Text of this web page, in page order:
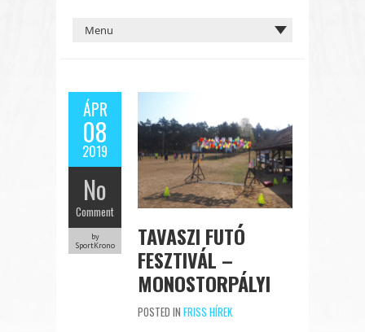
ÁPR
08
2019
No
Comment
by
SportKrono
TAVASZI FUTÓ
FESZTIVÁL –
MONOSTORPÁLYI
POSTED IN FRISS HÍREK